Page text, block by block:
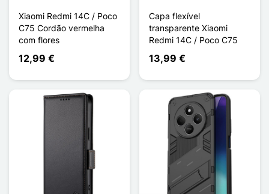
Xiaomi Redmi 14C / Poco
C75 Cordão vermelha
com flores
12,99 €
Capa flexível
transparente Xiaomi
Redmi 14C / Poco C75
13,99 €